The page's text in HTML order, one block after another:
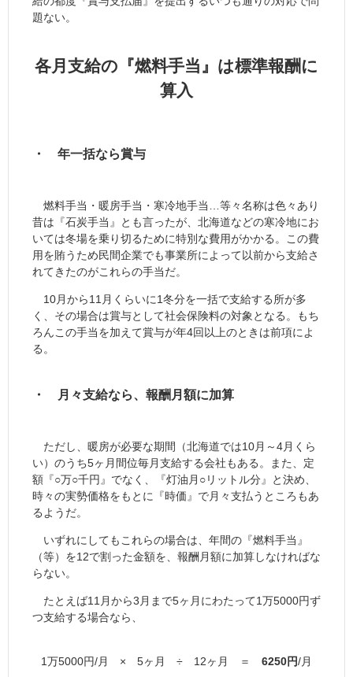
題ない。
各月支給の『燃料手当』は標準報酬に
算入
・ 年一括なら賞与
燃料手当・暖房手当・寒冷地手当…等々名称は色々あり
昔は『石炭手当』とも言ったが、北海道などの寒冷地にお
いては冬場を乗り切るために特別な費用がかかる。この費
用を賄うため民間企業でも事業所によって以前から支給さ
れてきたのがこれらの手当だ。
10月から11月くらいに1冬分を一括で支給する所が多
く、その場合は賞与として社会保険料の対象となる。もち
ろんこの手当を加えて賞与が年4回以上のときは前項によ
る。
・ 月々支給なら、報酬月額に加算
ただし、暖房が必要な期間（北海道では10月～4月くら
い）のうち5ヶ月間位毎月支給する会社もある。また、定
額『○万○千円』でなく、『灯油月○リットル分』と決め、
時々の実勢価格をもとに『時価』で月々支払うところもあ
るようだ。
いずれにしてもこれらの場合は、年間の『燃料手当』
（等）を12で割った金額を、報酬月額に加算しなければな
らない。
たとえば11月から3月まで5ヶ月にわたって1万5000円ず
つ支給する場合なら、
1万5000円/月 × 5ヶ月 ÷ 12ヶ月 ＝ 6250円/月